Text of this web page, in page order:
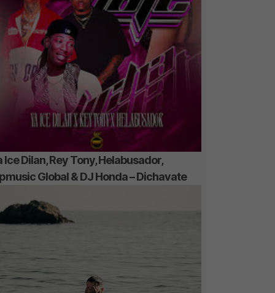
Ice Dilan, Rey Tony, Helabusador,
Global & DJ Honda – Dichavate